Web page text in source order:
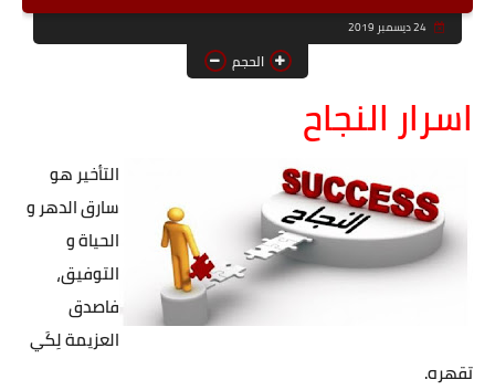
24 ديسمبر 2019
الحجم
اسرار النجاح
التأخير هو
سارق الدهر و
الحياة و
التوفيق،
فاصدق
العزيمة لِكَي
تقهره.